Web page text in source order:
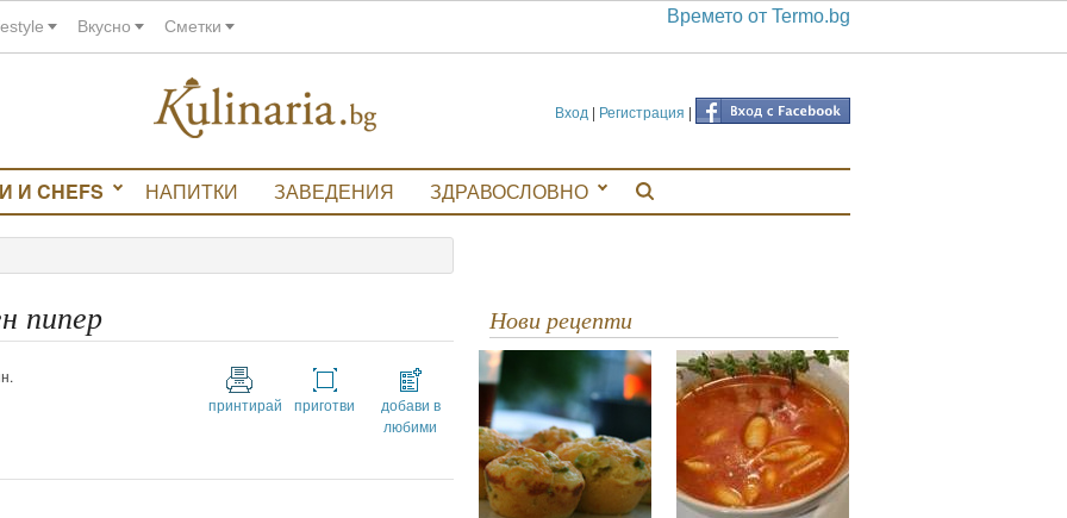
Вкусно Сметки Времето от Termo.bg
Вход | Регистрация |
И CHEFS НАПИТКИ ЗАВЕДЕНИЯ ЗДРАВОСЛОВНО
пипер
принтирай приготви
добави в
любими
Нови рецепти